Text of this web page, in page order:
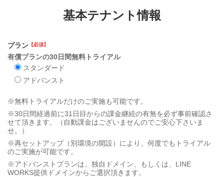
基本テナント情報
プラン
有償プランの30日間無料トライアル
スタンダード
アドバンスト
※無料トライアルだけのご実施も可能です。
※30日間経過前に31日目からの課金継続の有無を必ず事前確認さ
せて頂きます。（自動課金はございませんのでご安心下さいま
せ。）
※再セットアップ（別環境の開設）により、何度でもトライアル
のご実施が可能です。
※アドバンストプランは、独自ドメイン、もしくは、LINE
WORKS提供ドメインからご選択頂きます。